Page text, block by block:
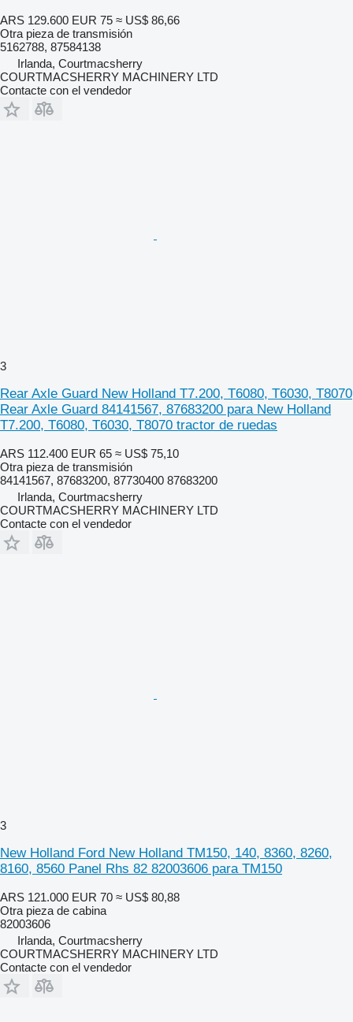
ARS 129.600 EUR 75 ≈ US$ 86,66
Otra pieza de transmisión
5162788, 87584138
Irlanda, Courtmacsherry
COURTMACSHERRY MACHINERY LTD
Contacte con el vendedor
3
Rear Axle Guard New Holland T7.200, T6080, T6030, T8070
Rear Axle Guard 84141567, 87683200 para New Holland
T7.200, T6080, T6030, T8070 tractor de ruedas
ARS 112.400 EUR 65 ≈ US$ 75,10
Otra pieza de transmisión
84141567, 87683200, 87730400 87683200
Irlanda, Courtmacsherry
COURTMACSHERRY MACHINERY LTD
Contacte con el vendedor
3
New Holland Ford New Holland TM150, 140, 8360, 8260,
8160, 8560 Panel Rhs 82 82003606 para TM150
ARS 121.000 EUR 70 ≈ US$ 80,88
Otra pieza de cabina
82003606
Irlanda, Courtmacsherry
COURTMACSHERRY MACHINERY LTD
Contacte con el vendedor